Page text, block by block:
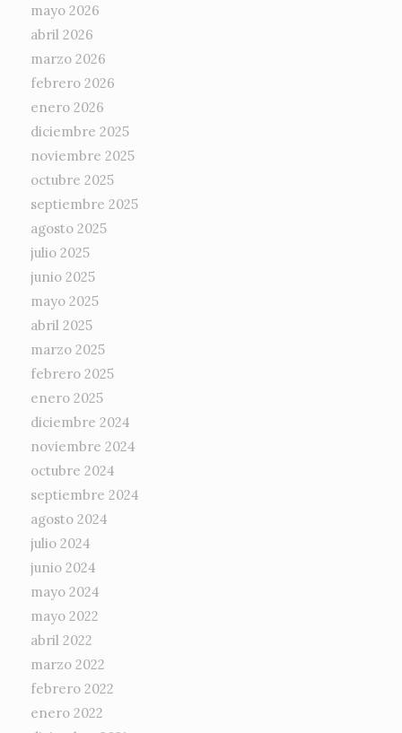
mayo 2026
abril 2026
marzo 2026
febrero 2026
enero 2026
diciembre 2025
noviembre 2025
octubre 2025
septiembre 2025
agosto 2025
julio 2025
junio 2025
mayo 2025
abril 2025
marzo 2025
febrero 2025
enero 2025
diciembre 2024
noviembre 2024
octubre 2024
septiembre 2024
agosto 2024
julio 2024
junio 2024
mayo 2024
mayo 2022
abril 2022
marzo 2022
febrero 2022
enero 2022